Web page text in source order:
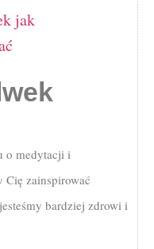
o medytacji i
Cię zainspirować
bardziej zdrowi i